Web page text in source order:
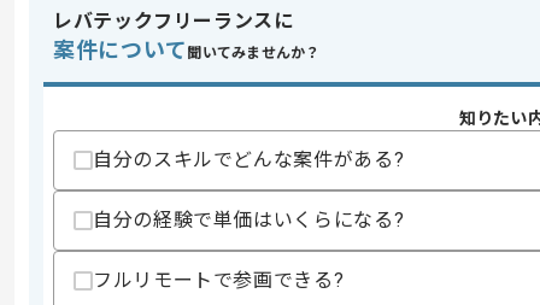
・マルチベンダーコントロール経験
歓迎スキル
・生命保険作業の知見
スキルに不安がある方へ
上記に似た経験やスキルをお持ちであれば申
その他募集要項
レバテックフリーランスに
案件について 聞いてみませんか？
知りたい
自分のスキルでどんな案件がある?
自分の経験で単価はいくらになる?
フルリモートで参画できる?